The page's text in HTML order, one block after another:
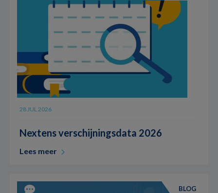
28 JUL 2026
Nextens verschijningsdata 2026
Lees meer
BLOG